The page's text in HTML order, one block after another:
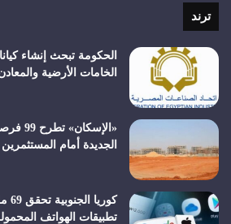
ترند
الحكومة تبحث إنشاء
الخامات الأرضية
الجديدة أمام
تطبيقات الهواتف المحمولة